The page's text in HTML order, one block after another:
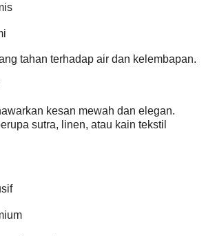
tahan terhadap air dan kelembapan.
kesan mewah dan elegan.
sutra, linen, atau kain tekstil